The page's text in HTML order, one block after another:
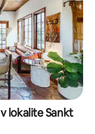
lokalite Sankt